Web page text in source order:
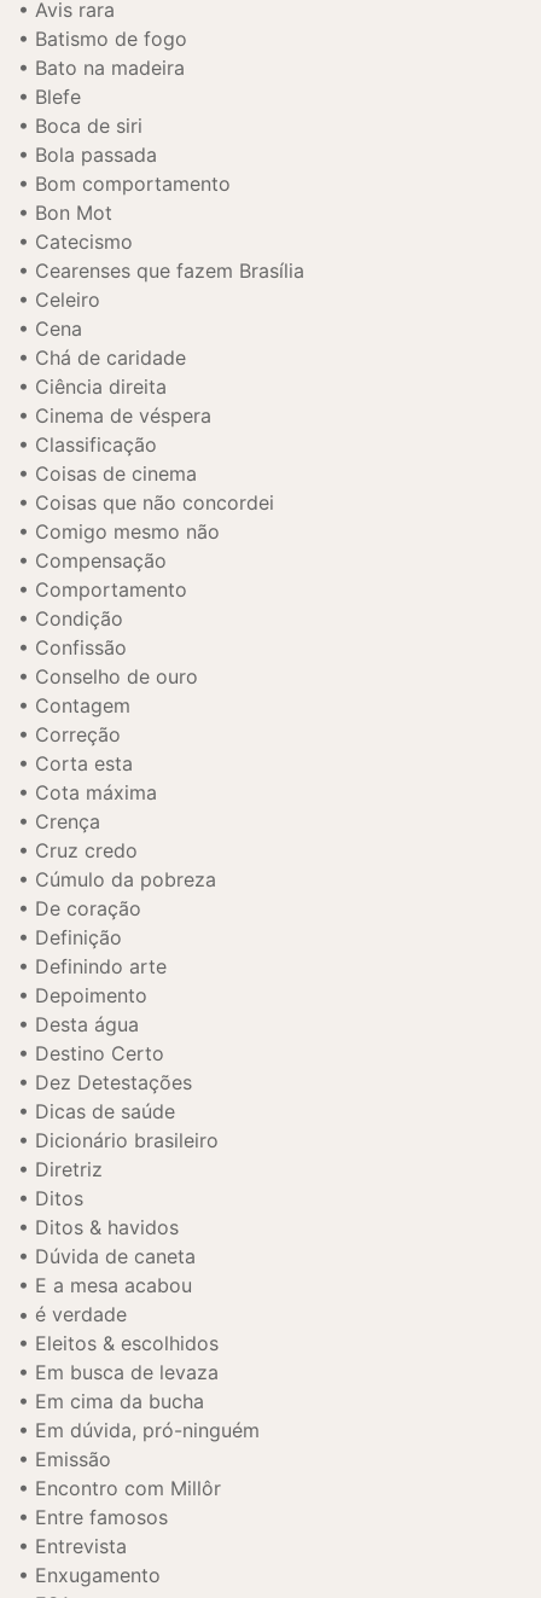
Avis rara
Batismo de fogo
Bato na madeira
Blefe
Boca de siri
Bola passada
Bom comportamento
Bon Mot
Catecismo
Cearenses que fazem Brasília
Celeiro
Cena
Chá de caridade
Ciência direita
Cinema de véspera
Classificação
Coisas de cinema
Coisas que não concordei
Comigo mesmo não
Compensação
Comportamento
Condição
Confissão
Conselho de ouro
Contagem
Correção
Corta esta
Cota máxima
Crença
Cruz credo
Cúmulo da pobreza
De coração
Definição
Definindo arte
Depoimento
Desta água
Destino Certo
Dez Detestações
Dicas de saúde
Dicionário brasileiro
Diretriz
Ditos
Ditos & havidos
Dúvida de caneta
E a mesa acabou
é verdade
Eleitos & escolhidos
Em busca de levaza
Em cima da bucha
Em dúvida, pró-ninguém
Emissão
Encontro com Millôr
Entre famosos
Entrevista
Enxugamento